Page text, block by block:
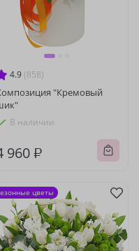
4.9 (858)
"Кремовый
В наличии
960 ₽
цветы